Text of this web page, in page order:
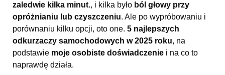
zaledwie kilka minut., i kilka było ból głowy przy
opróżnianiu lub czyszczeniu. Ale po wypróbowaniu i
porównaniu kilku opcji, oto one. 5 najlepszych
odkurzaczy samochodowych w 2025 roku, na
podstawie moje osobiste doświadczenie i na co to
naprawdę działa.